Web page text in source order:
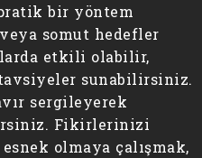
bir yöntem
somut hedefler
etkili olabilir,
sunabilirsiniz.
sergileyerek
Fikirlerinizi
olmaya çalışmak,